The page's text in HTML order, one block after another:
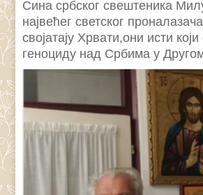
Сина србског свештеника
највећег светског
својатају Хрвати,они исти
геноциду над Србима у